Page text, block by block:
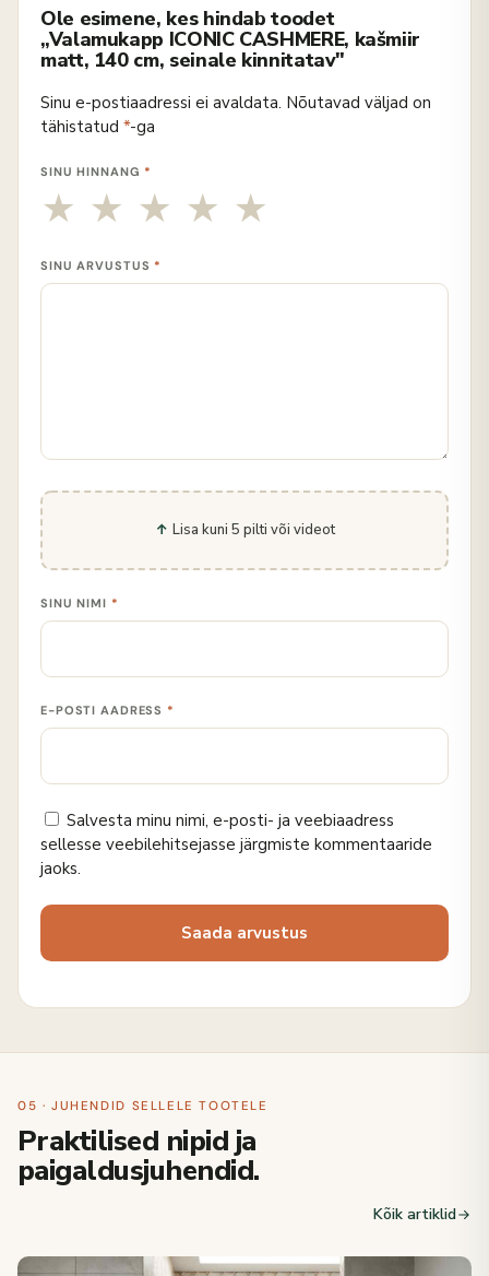
Ole esimene, kes hindab toodet
„Valamukapp ICONIC CASHMERE, kašmiir
matt, 140 cm, seinale kinnitatav"
Sinu e-postiaadressi ei avaldata. Nõutavad väljad on
tähistatud *-ga
SINU HINNANG *
SINU ARVUSTUS *
Lisa kuni 5 pilti või videot
SINU NIMI *
E-POSTI AADRESS *
Salvesta minu nimi, e-posti- ja veebiaadress
sellesse veebilehitsejasse järgmiste kommentaaride
jaoks.
05 · JUHENDID SELLELE TOOTELE
Praktilised nipid ja
paigaldusjuhendid.
Kõik artiklid